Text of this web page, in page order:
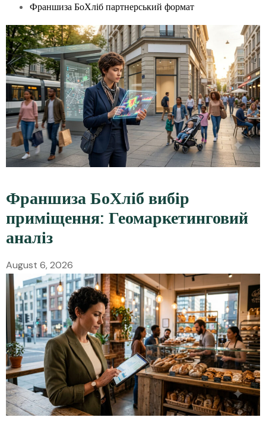
Франшиза БоХліб партнерський формат
Франшиза БоХліб вибір
приміщення: Геомаркетинговий
аналіз
August 6, 2026